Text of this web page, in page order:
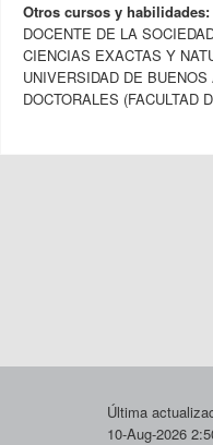
Otros cursos y habilidades:
DOCENTE DE LA
CIENCIAS EXACTAS Y
UNIVERSIDAD DE
DOCTORALES (FACULTAD
Última
10-Aug-2026